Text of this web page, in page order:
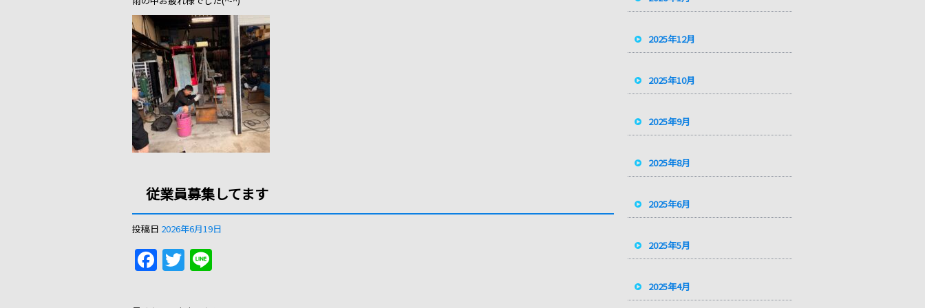
o
o
k
従業員募集してます
投稿日 2026年6月19日
F
a
T
w
2025年12月
2025年10月
2025年9月
2025年8月
2025年6月
2025年5月
2025年4月